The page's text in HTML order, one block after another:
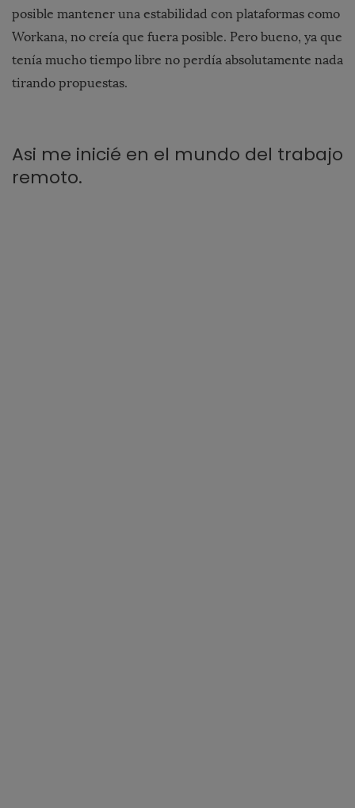
posible mantener una estabilidad con plataformas como
Workana, no creía que fuera posible. Pero bueno, ya que
tenía mucho tiempo libre no perdía absolutamente nada
tirando propuestas.
Asi me inicié en el mundo del trabajo
remoto.